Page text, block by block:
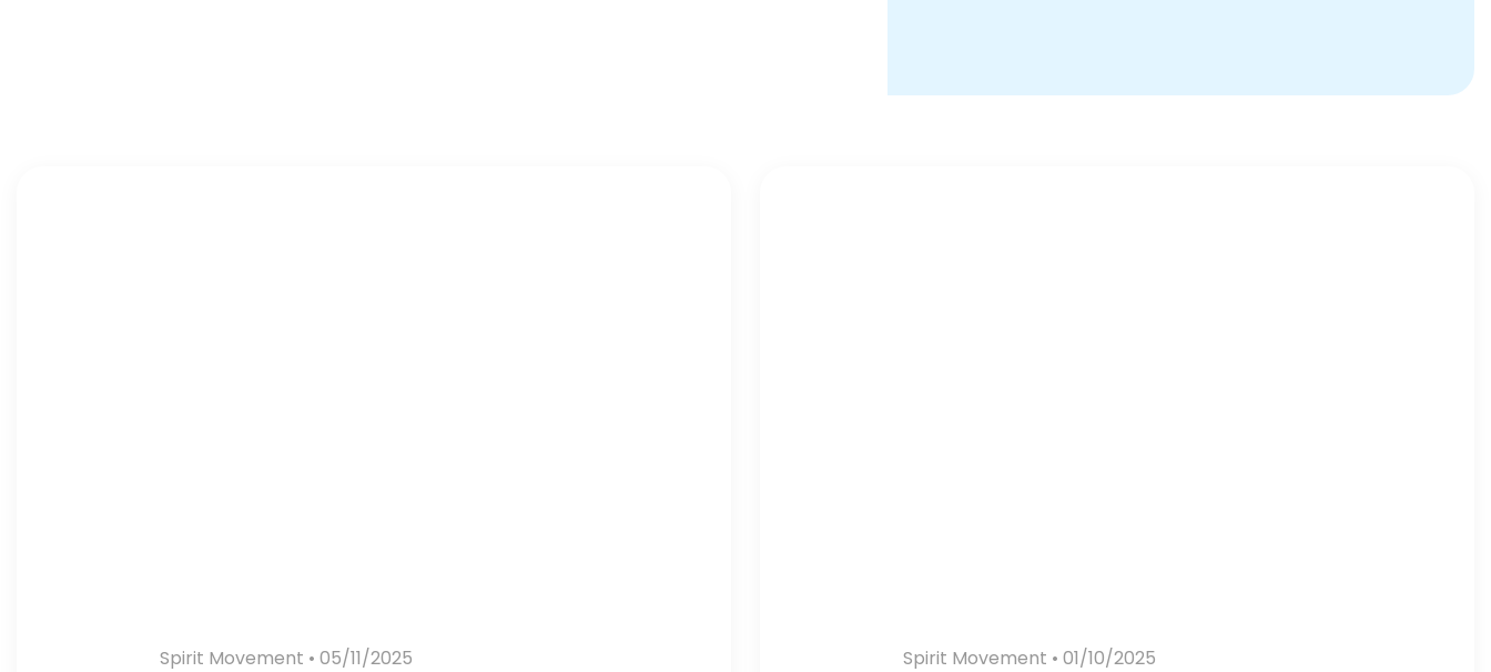
Spirit Movement • 05/11/2025 Spirit Movement • 01/10/2025